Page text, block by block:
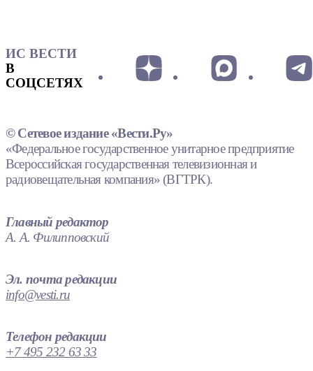
ИС ВЕСТИ
В
СОЦСЕТЯХ
© Сетевое издание «Вести.Ру»
«Федеральное государственное унитарное предприятие
Всероссийская государственная телевизионная и
радиовещательная компания» (ВГТРК).
Главный редактор
А. А. Филипповский
Эл. почта редакции
info@vesti.ru
Телефон редакции
+7 495 232 63 33